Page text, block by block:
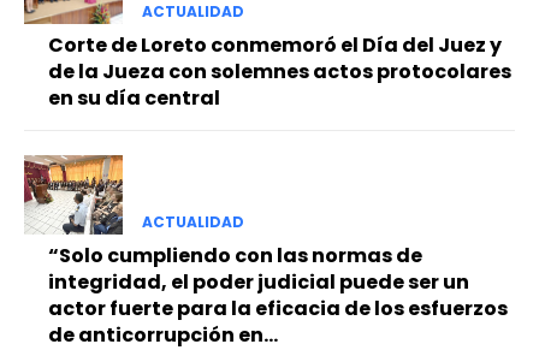
ACTUALIDAD
Corte de Loreto conmemoró el Día del Juez y
de la Jueza con solemnes actos protocolares
en su día central
ACTUALIDAD
“Solo cumpliendo con las normas de
integridad, el poder judicial puede ser un
actor fuerte para la eficacia de los esfuerzos
de anticorrupción en...